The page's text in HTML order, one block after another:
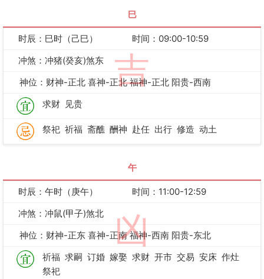
巳
吉
时辰：巳时（己巳）
时间：09:00-10:59
冲煞：冲猪(癸亥)煞东
神位：财神-正北 喜神-正北 福神-正北 阳贵-西南
求财 见贵
祭祀 祈福 斋醮 酬神 赴任 出行 修造 动土
午
凶
时辰：午时（庚午）
时间：11:00-12:59
冲煞：冲鼠(甲子)煞北
神位：财神-正东 喜神-正南 福神-西南 阳贵-东北
祈福 求嗣 订婚 嫁娶 求财 开市 交易 安床 作灶
祭祀